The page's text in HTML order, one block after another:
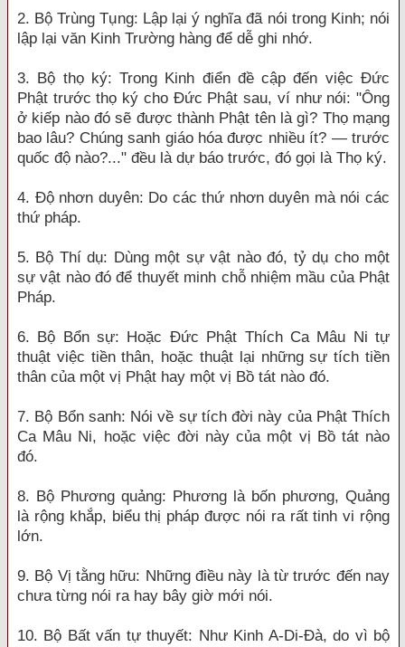
2. Bộ Trùng Tụng: Lập lại ý nghĩa đã nói trong Kinh; nói
lập lại văn Kinh Trường hàng để dễ ghi nhớ.
3. Bộ thọ ký: Trong Kinh điển đề cập đến việc Đức
Phật trước thọ ký cho Đức Phật sau, ví như nói: "Ông
ở kiếp nào đó sẽ được thành Phật tên là gì? Thọ mạng
bao lâu? Chúng sanh giáo hóa được nhiều ít? — trước
quốc độ nào?..." đều là dự báo trước, đó gọi là Thọ ký.
4. Độ nhơn duyên: Do các thứ nhơn duyên mà nói các
thứ pháp.
5. Bộ Thí dụ: Dùng một sự vật nào đó, tỷ dụ cho một
sự vật nào đó để thuyết minh chỗ nhiệm mầu của Phật
Pháp.
6. Bộ Bổn sự: Hoặc Đức Phật Thích Ca Mâu Ni tự
thuật việc tiền thân, hoặc thuật lại những sự tích tiền
thân của một vị Phật hay một vị Bồ tát nào đó.
7. Bộ Bổn sanh: Nói về sự tích đời này của Phật Thích
Ca Mâu Ni, hoặc việc đời này của một vị Bồ tát nào
đó.
8. Bộ Phương quảng: Phương là bốn phương, Quảng
là rộng khắp, biểu thị pháp được nói ra rất tinh vi rộng
lớn.
9. Bộ Vị tằng hữu: Những điều này là từ trước đến nay
chưa từng nói ra hay bây giờ mới nói.
10. Bộ Bất vấn tự thuyết: Như Kinh A-Di-Đà, do vì bộ